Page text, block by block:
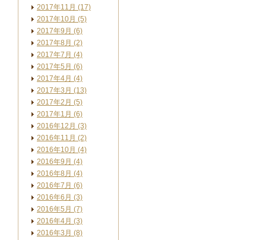
2017年11月 (17)
2017年10月 (5)
2017年9月 (6)
2017年8月 (2)
2017年7月 (4)
2017年5月 (6)
2017年4月 (4)
2017年3月 (13)
2017年2月 (5)
2017年1月 (6)
2016年12月 (3)
2016年11月 (2)
2016年10月 (4)
2016年9月 (4)
2016年8月 (4)
2016年7月 (6)
2016年6月 (3)
2016年5月 (7)
2016年4月 (3)
2016年3月 (8)